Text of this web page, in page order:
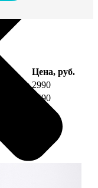
Цена, руб.
2990
5490